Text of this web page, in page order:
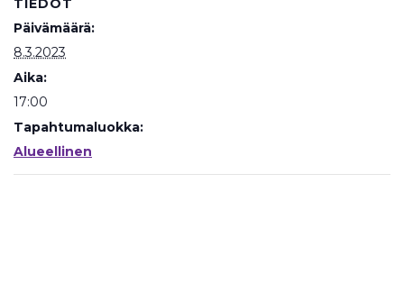
TIEDOT
Päivämäärä:
8.3.2023
Aika:
17:00
Tapahtumaluokka:
Alueellinen